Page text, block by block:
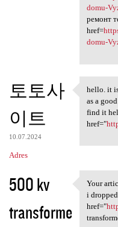
domu-
ремонт
href=
domu-
토토사
이트
10.07.2024
Adres
hello. it
hello. it
as a
find it
href="
500 kv
transforme
Your
Your
i
href="